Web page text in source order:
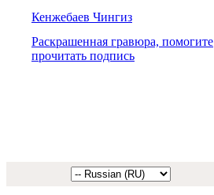
Кенжебаев Чингиз
Раскрашенная гравюра, помогите
прочитать подпись